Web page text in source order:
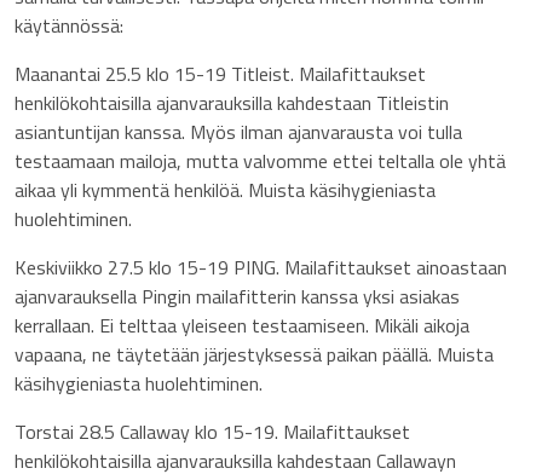
käytännössä:
Maanantai 25.5 klo 15-19 Titleist. Mailafittaukset
henkilökohtaisilla ajanvarauksilla kahdestaan Titleistin
asiantuntijan kanssa. Myös ilman ajanvarausta voi tulla
testaamaan mailoja, mutta valvomme ettei teltalla ole yhtä
aikaa yli kymmentä henkilöä. Muista käsihygieniasta
huolehtiminen.
Keskiviikko 27.5 klo 15-19 PING. Mailafittaukset ainoastaan
ajanvarauksella Pingin mailafitterin kanssa yksi asiakas
kerrallaan. Ei telttaa yleiseen testaamiseen. Mikäli aikoja
vapaana, ne täytetään järjestyksessä paikan päällä. Muista
käsihygieniasta huolehtiminen.
Torstai 28.5 Callaway klo 15-19. Mailafittaukset
henkilökohtaisilla ajanvarauksilla kahdestaan Callawayn